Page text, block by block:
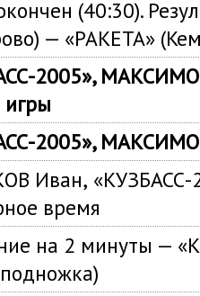
(40:30).
— «РАКЕТА» (
2005»,
игры
2005»,
Иван, «КУЗБАСС-
время
на 2 минуты —
подножка)